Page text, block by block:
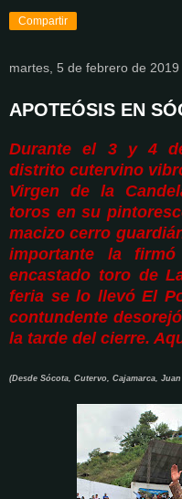
Compartir
martes, 5 de febrero de 2019
APOTEÓSIS EN
Durante el 3 y 4
distrito cutervino
Virgen de la
toros en su
macizo cerro
importante la
encastado toro de
feria se lo llevó El
contundente
la tarde del cierre.
(Desde Sócota, Cutervo, Cajamarca,